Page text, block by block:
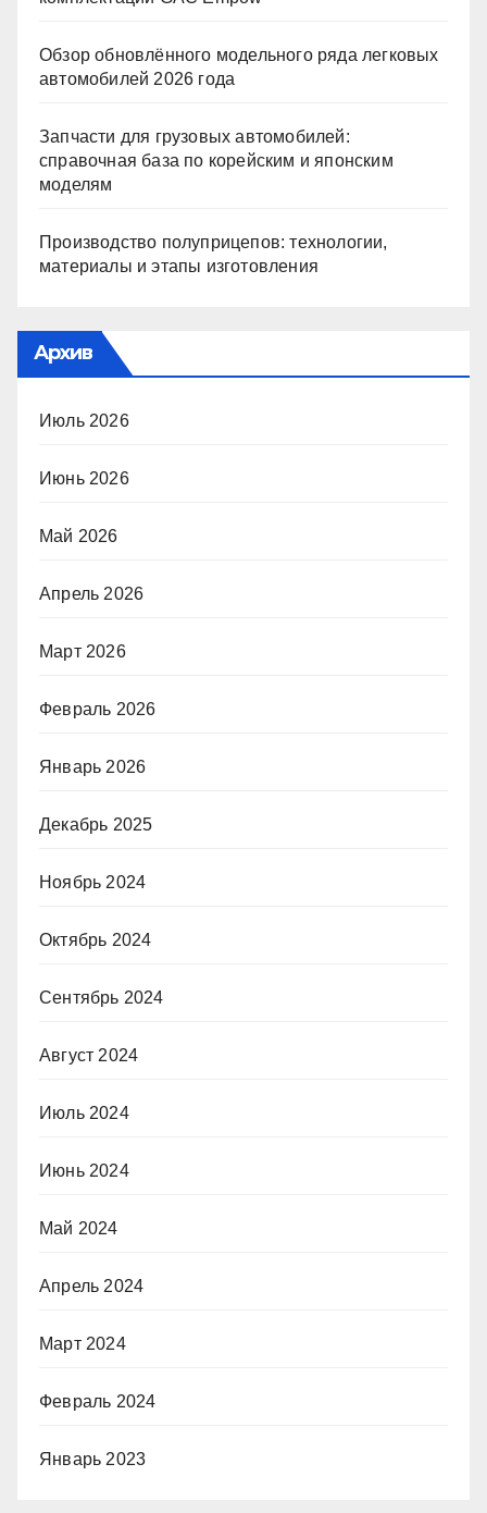
Обзор обновлённого модельного ряда легковых
автомобилей 2026 года
Запчасти для грузовых автомобилей:
справочная база по корейским и японским
моделям
Производство полуприцепов: технологии,
материалы и этапы изготовления
Архив
Июль 2026
Июнь 2026
Май 2026
Апрель 2026
Март 2026
Февраль 2026
Январь 2026
Декабрь 2025
Ноябрь 2024
Октябрь 2024
Сентябрь 2024
Август 2024
Июль 2024
Июнь 2024
Май 2024
Апрель 2024
Март 2024
Февраль 2024
Январь 2023